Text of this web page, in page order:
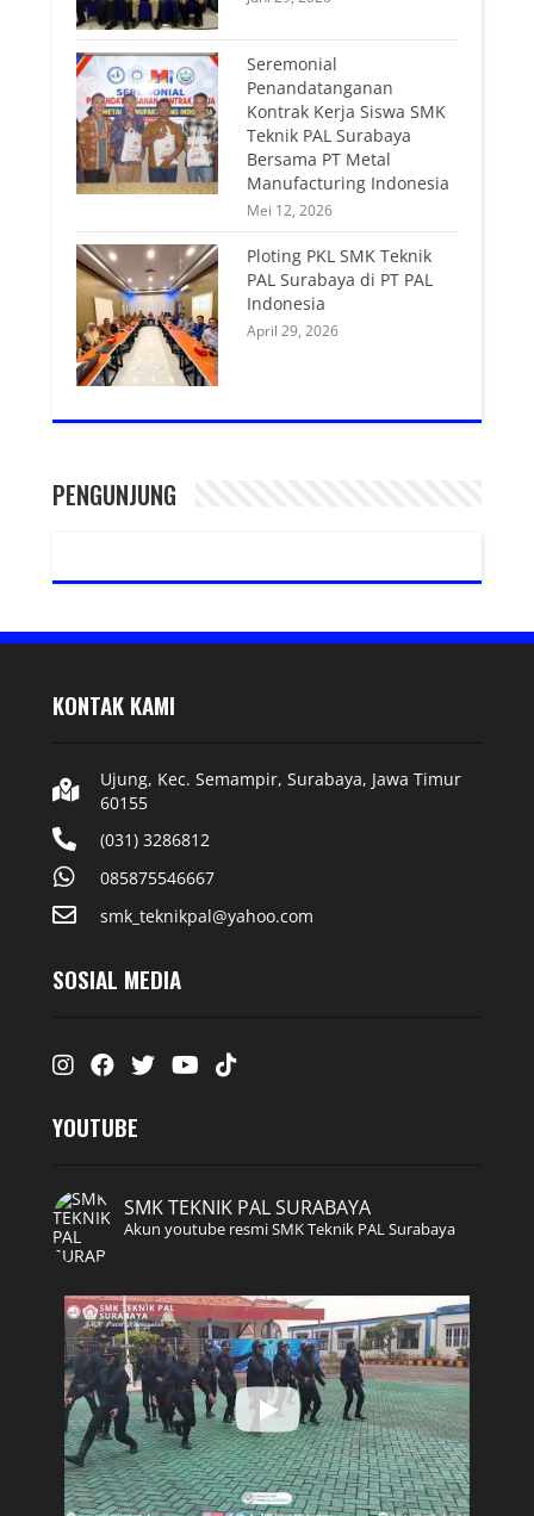
Seremonial
Penandatanganan
Kontrak Kerja Siswa SMK
Teknik PAL Surabaya
Bersama PT Metal
Manufacturing Indonesia
Mei 12, 2026
Ploting PKL SMK Teknik
PAL Surabaya di PT PAL
Indonesia
April 29, 2026
PENGUNJUNG
KONTAK KAMI
Ujung, Kec. Semampir, Surabaya, Jawa Timur
60155
(031) 3286812
085875546667
smk_teknikpal@yahoo.com
SOSIAL MEDIA
Instagram
FacebookTwitterYoutube
Tiktok
YOUTUBE
SMK TEKNIK PAL SURABAYA
Akun youtube resmi SMK Teknik PAL Surabaya